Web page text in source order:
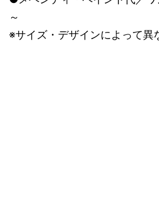
～
※サイズ・デザインによって異